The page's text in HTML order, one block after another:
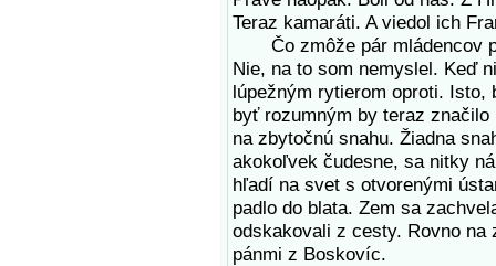
Teraz kamaráti. A viedol ich
Čo zmôže pár mládencov
Nie, na to som nemyslel. Keď
lúpežným rytierom oproti. Isto,
byť rozumným by teraz
na zbytočnú snahu. Žiadna
akokoľvek čudesne, sa nitky
hľadí na svet s otvorenými
padlo do blata. Zem sa
odskakovali z cesty. Rovno na
pánmi z Boskovíc.